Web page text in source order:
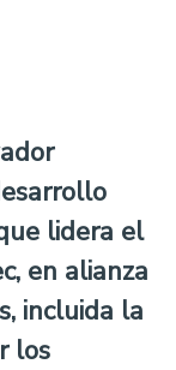
lidera el
en alianza
incluida la
los